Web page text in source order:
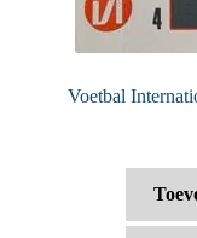
Voetbal